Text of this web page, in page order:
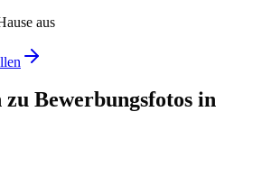
aus
Bewerbungsfotos in